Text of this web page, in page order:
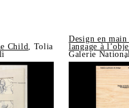
Child
, Tolia
Design en
langage à
Galerie
Design, Saint-